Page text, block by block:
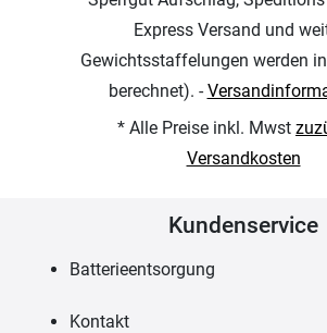
Express Versand und
Gewichtsstaffelungen werden
berechnet). -
* Alle Preise inkl. Mwst
Versandkosten
Kundenservice
Batterieentsorgung
Kontakt